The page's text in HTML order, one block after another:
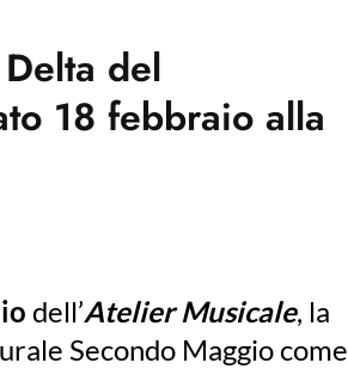
del
18 febbraio alla
dell’Atelier Musicale, la
Secondo Maggio come